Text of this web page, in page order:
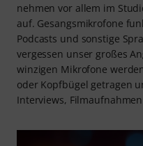
nehmen vor allem im
auf. Gesangsmikrofone
Podcasts und sonstige
vergessen unser großes
winzigen Mikrofone
oder Kopfbügel getragen
Interviews,